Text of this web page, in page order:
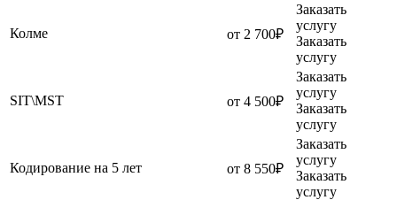
Колме от 2 700₽
Заказать
услугу
Заказать
услугу
SIT\MST от 4 500₽
Заказать
услугу
Заказать
услугу
Кодирование на 5 лет от 8 550₽
Заказать
услугу
Заказать
услугу